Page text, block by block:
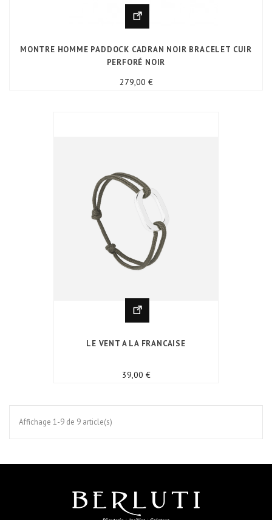
MONTRE HOMME PADDOCK CADRAN NOIR BRACELET CUIR
PERFORÉ NOIR
279,00 €Prix
LE VENT A LA FRANCAISE
39,00 €Prix
Affichage 1-9 de 9 article(s)